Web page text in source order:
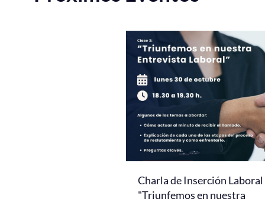
Charla de Inserción Laboral
"Triunfemos en nuestra